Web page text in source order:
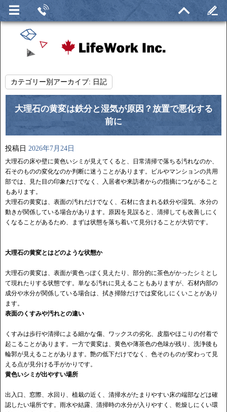
カテゴリー別アーカイブ: 日記
大理石の黄変は鉄分と湿気が原因？放置で悪化する
前に
投稿日 2026年7月24日
大理石の床や壁に黄色いシミが見えてくると、日常清掃で落ちる汚れなのか、
石そのものの変化なのか判断に迷うことがあります。ビルやマンションの共用
部では、見た目の印象だけでなく、入居者や来訪者からの指摘につながること
もあります。
大理石の黄変は、表面の汚れだけでなく、石材に含まれる鉄分や湿気、水分の
動きが関係している場合があります。原因を見誤ると、清掃しても改善しにく
くなることがあるため、まずは状態を落ち着いて見分けることが大切です。
大理石の黄変とはどのような状態か
大理石の黄変は、表面が黄色っぽく見えたり、部分的に茶色がかったシミとし
て現れたりする状態です。単なる汚れに見えることもありますが、石材内部の
成分や水分が関係している場合は、拭き掃除だけでは変化しにくいことがあり
ます。
表面のくすみや汚れとの違い
くすみは歩行や清掃による細かな傷、ワックスの劣化、皮脂やほこりの付着で
起こることがあります。一方で黄変は、黄色や薄茶色の色味が残り、洗浄後も
輪郭が見えることがあります。艶の低下だけでなく、色そのものが変わって見
える点が見分ける手がかりです。
黄色いシミが出やすい場所
出入口、窓際、水回り、植栽の近く、清掃水がたまりやすい床の端部などは確
認したい場所です。雨水や結露、清掃時の水分が入りやすく、乾燥しにくい環